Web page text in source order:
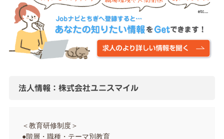
法人情報：株式会社ユニスマイル
＜教育研修制度＞
●階層・職種・テーマ別教育